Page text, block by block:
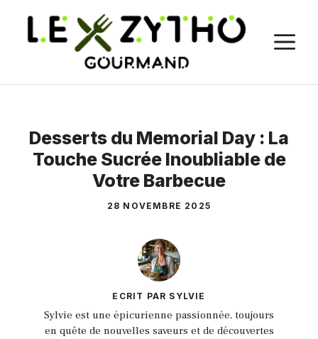
Desserts du Memorial Day : La
Touche Sucrée Inoubliable de
Votre Barbecue
28 NOVEMBRE 2025
ECRIT PAR SYLVIE
Sylvie est une épicurienne passionnée, toujours
en quête de nouvelles saveurs et de découvertes